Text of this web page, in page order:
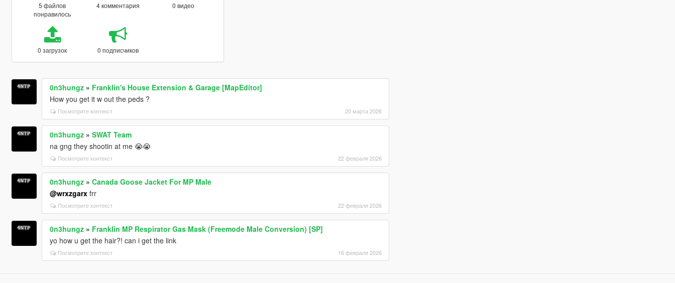
5 файлов
понравилось
4 комментария 0 видео
0 загрузок 0 подписчиков
0n3hungz» Franklin's House Extension & Garage [MapEditor]
How you get it w out the peds ?
Посмотрите контекст 20 марта 2026
0n3hungz» SWAT Team
na gng they shootin at me 😭😭
Посмотрите контекст 22 февраля 2026
0n3hungz» Canada Goose Jacket For MP Male
@wrxzgarxfrr
Посмотрите контекст 22 февраля 2026
0n3hungz» Franklin MP Respirator Gas Mask (Freemode Male Conversion) [SP]
yo how u get the hair?! can i get the link
Посмотрите контекст 16 февраля 2026